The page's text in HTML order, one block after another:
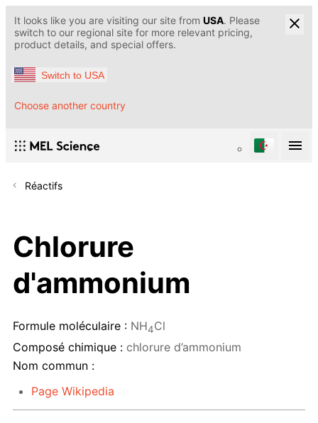
It looks like you are visiting our site from USA. Please
switch to our regional site for more relevant pricing,
product details, and special offers.
Switch to USA
Choose another country
Réactifs
Chlorure
d'ammonium
Formule moléculaire : NH4Cl
Composé chimique : chlorure d’ammonium
Nom commun :
Page Wikipedia